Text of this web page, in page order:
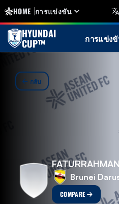
HOME การแข่งขัน
HYUNDAI
CUP™ การแข่ง
กลับ
Brunei
COMPARE